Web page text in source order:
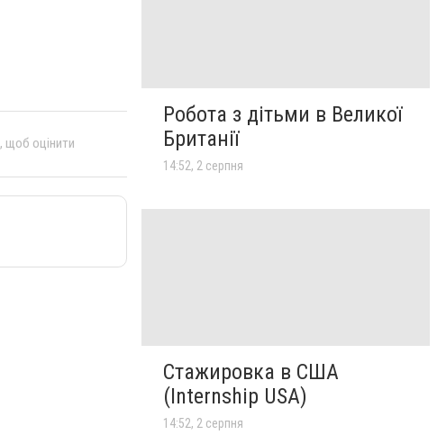
, щоб оцінити
Робота з дітьми в Великої
Британії
14:52, 2 серпня
Стажировка в США
(Internship USA)
14:52, 2 серпня